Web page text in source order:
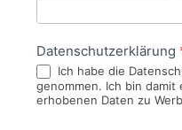
Datenschutzerklärung
Ich habe die
genommen. Ich bin damit
erhobenen Daten zu